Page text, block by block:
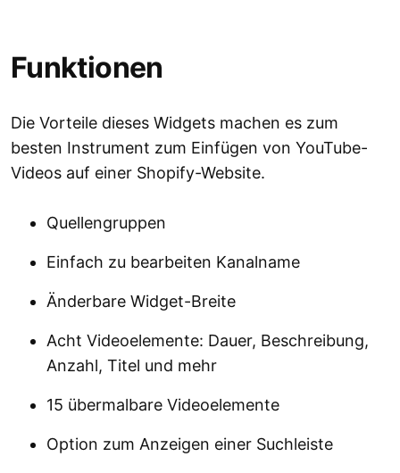
Funktionen
Die Vorteile dieses Widgets machen es zum
besten Instrument zum Einfügen von YouTube-
Videos auf einer Shopify-Website.
Quellengruppen
Einfach zu bearbeiten Kanalname
Änderbare Widget-Breite
Acht Videoelemente: Dauer, Beschreibung,
Anzahl, Titel und mehr
15 übermalbare Videoelemente
Option zum Anzeigen einer Suchleiste